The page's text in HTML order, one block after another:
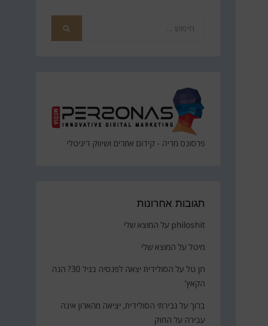
פרסונס מדיה - קידום אתרים ושיווק דיגיטלי
תגובות אחרונות
philoshit על המוצא שלי
מיטל על המוצא שלי
חן טל על
הסולידית יצאה לפנסיה בגיל 30? הנה
הקאץ'
ברוך על גבירתי הסולידית, יציאה מהארון אינה
עבירה על החוק